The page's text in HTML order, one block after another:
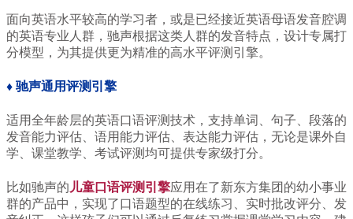
面向英语水平较高的学习者，或是已经接近英语母语发音腔调
的英语专业人群，驰声根据这类人群的发音特点，设计专属打
分模型，为其提供更为精准的高水平评测引擎。
♦ 驰声通用评测引擎
适用全年龄层的英语口语评测技术，支持单词、句子、段落的
发音能力评估、语用能力评估、表达能力评估，无论是课外自
学、课堂教学、考试评测均可提供专家级打分。
比如驰声的 儿童口语评测引擎应用在了新东方集团的幼小事业
群的产品中，实现了口语题型的在线练习、实时批改评分、发